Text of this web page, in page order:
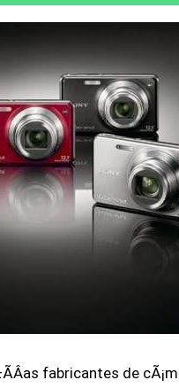
fabricantes de